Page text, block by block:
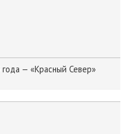
— «Красный Север»